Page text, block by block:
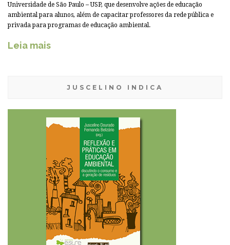
Universidade de São Paulo – USP, que desenvolve ações de educação
ambiental para alunos, além de capacitar professores da rede pública e
privada para programas de educação ambiental.
Leia mais
JUSCELINO INDICA